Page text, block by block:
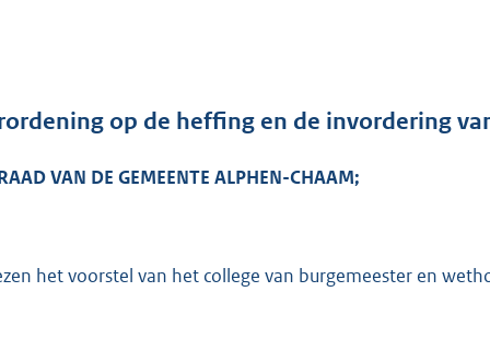
d
op de heffing en de invordering
VAN DE GEMEENTE ALPHEN-CHAAM;
het voorstel van het college van burgemeester en